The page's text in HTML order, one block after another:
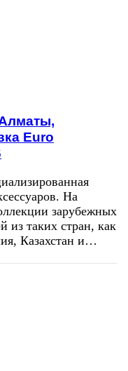
Euro
На
зарубежных
из таких стран, как
Казахстан и…